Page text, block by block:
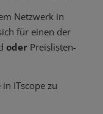
Netzwerk in
für einen der
oder Preislisten-
ITscope zu